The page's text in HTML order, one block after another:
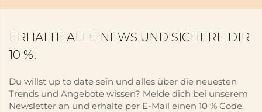
ERHALTE ALLE NEWS UND SICHERE DIR
10 %!
Du willst up to date sein und alles über die neuesten
Trends und Angebote wissen? Melde dich bei unserem
Newsletter an und erhalte per E-Mail einen 10 % Code,